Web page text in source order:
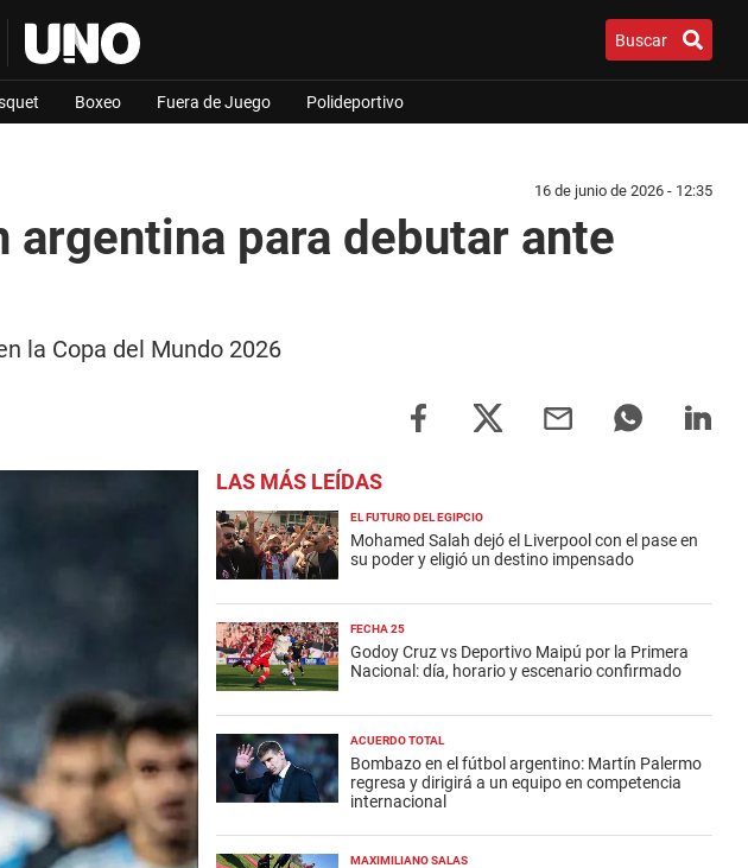
Buscar
Boxeo Fuera de Juego Polideportivo
16 de junio de 2026 - 12:35
para debutar ante
la Copa del Mundo 2026
LAS MÁS LEÍDAS
EL FUTURO DEL EGIPCIO
Mohamed Salah dejó el Liverpool con el pase en
su poder y eligió un destino impensado
FECHA 25
Godoy Cruz vs Deportivo Maipú por la Primera
Nacional: día, horario y escenario confirmado
ACUERDO TOTAL
Bombazo en el fútbol argentino: Martín Palermo
regresa y dirigirá a un equipo en competencia
internacional
MAXIMILIANO SALAS